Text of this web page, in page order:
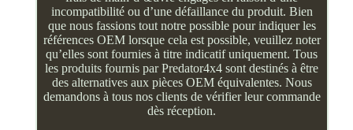
incompatibilité ou d’une défaillance du produit. Bien
que nous fassions tout notre possible pour indiquer les
références OEM lorsque cela est possible, veuillez noter
qu’elles sont fournies à titre indicatif uniquement. Tous
les produits fournis par Predator4x4 sont destinés à être
des alternatives aux pièces OEM équivalentes. Nous
demandons à tous nos clients de vérifier leur commande
dès réception.